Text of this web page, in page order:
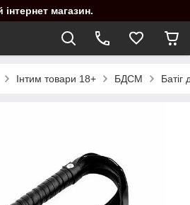
магазин.
Інтим товари 18+ БДСМ